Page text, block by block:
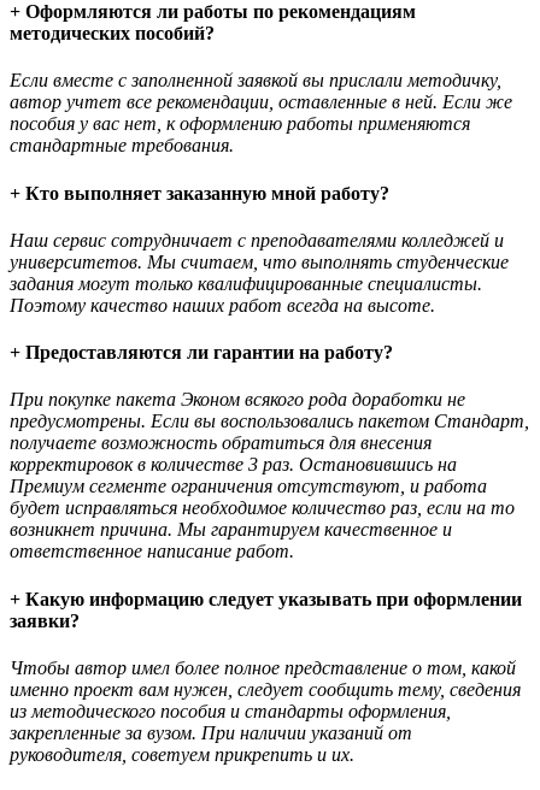
+ Оформляются ли работы по рекомендациям
методических пособий?
Если вместе с заполненной заявкой вы прислали методичку,
автор учтет все рекомендации, оставленные в ней. Если же
пособия у вас нет, к оформлению работы применяются
стандартные требования.
+ Кто выполняет заказанную мной работу?
Наш сервис сотрудничает с преподавателями колледжей и
университетов. Мы считаем, что выполнять студенческие
задания могут только квалифицированные специалисты.
Поэтому качество наших работ всегда на высоте.
+ Предоставляются ли гарантии на работу?
При покупке пакета Эконом всякого рода доработки не
предусмотрены. Если вы воспользовались пакетом Стандарт,
получаете возможность обратиться для внесения
корректировок в количестве 3 раз. Остановившись на
Премиум сегменте ограничения отсутствуют, и работа
будет исправляться необходимое количество раз, если на то
возникнет причина. Мы гарантируем качественное и
ответственное написание работ.
+ Какую информацию следует указывать при оформлении
заявки?
Чтобы автор имел более полное представление о том, какой
именно проект вам нужен, следует сообщить тему, сведения
из методического пособия и стандарты оформления,
закрепленные за вузом. При наличии указаний от
руководителя, советуем прикрепить и их.